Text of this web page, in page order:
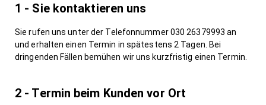
1 - Sie kontaktieren uns
Sie rufen uns unter der Telefonnummer 030 26379993 an
und erhalten einen Termin in spätestens 2 Tagen. Bei
dringenden Fällen bemühen wir uns kurzfristig einen Termin.
2 - Termin beim Kunden vor Ort